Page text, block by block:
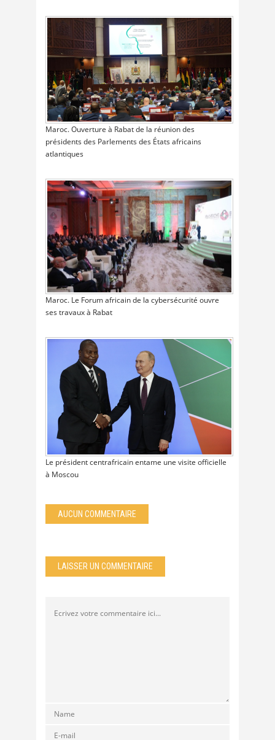
Maroc. Ouverture à Rabat de la réunion des
présidents des Parlements des États africains
atlantiques
Maroc. Le Forum africain de la cybersécurité ouvre
ses travaux à Rabat
Le président centrafricain entame une visite officielle
à Moscou
AUCUN COMMENTAIRE
LAISSER UN COMMENTAIRE